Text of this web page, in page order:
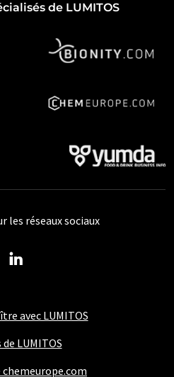
de LUMITOS
avec LUMITOS
LUMITOS
chemeurope.com
les réseaux sociaux